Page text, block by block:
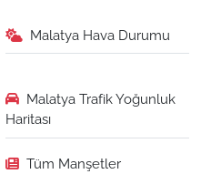
Malatya Hava Durumu
Malatya Trafik Yoğunluk
Haritası
Tüm Manşetler